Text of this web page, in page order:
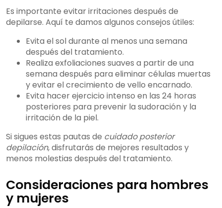
Es importante evitar irritaciones después de
depilarse. Aquí te damos algunos consejos útiles:
Evita el sol durante al menos una semana
después del tratamiento.
Realiza exfoliaciones suaves a partir de una
semana después para eliminar células muertas
y evitar el crecimiento de vello encarnado.
Evita hacer ejercicio intenso en las 24 horas
posteriores para prevenir la sudoración y la
irritación de la piel.
Si sigues estas pautas de cuidado posterior
depilación, disfrutarás de mejores resultados y
menos molestias después del tratamiento.
Consideraciones para hombres
y mujeres